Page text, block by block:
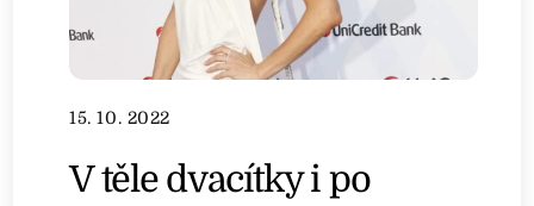
15. 10. 2022
V těle dvacítky i po